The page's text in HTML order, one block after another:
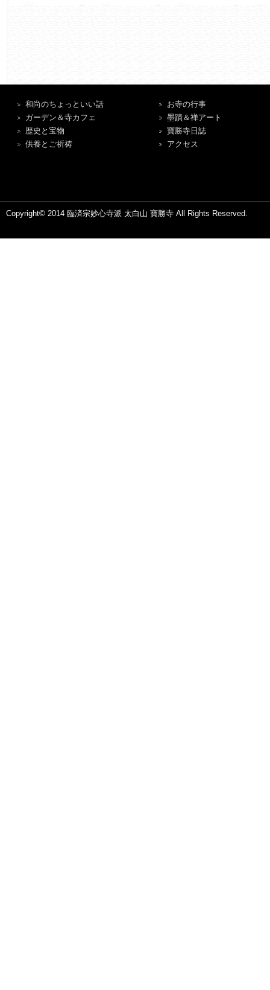
和尚のちょっといい話
ガーデン＆寺カフェ
歴史と宝物
供養とご祈祷
お寺の行事
墨蹟＆禅アート
寶勝寺日誌
アクセス
Copyright© 2014 臨済宗妙心寺派 太白山 寶勝寺 All Rights Reserved.